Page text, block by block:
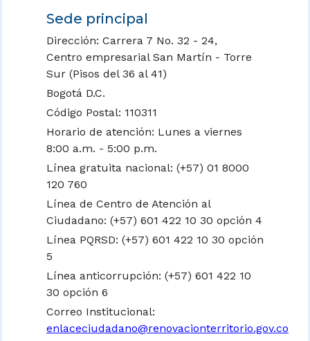
Sede principal
Dirección: Carrera 7 No. 32 - 24,
Centro empresarial San Martín - Torre
Sur (Pisos del 36 al 41)
Bogotá D.C.
Código Postal: 110311
Horario de atención: Lunes a viernes
8:00 a.m. - 5:00 p.m.
Línea gratuita nacional: (+57) 01 8000
120 760
Línea de Centro de Atención al
Ciudadano: (+57) 601 422 10 30 opción 4
Línea PQRSD: (+57) 601 422 10 30 opción
5
Línea anticorrupción: (+57) 601 422 10
30 opción 6
Correo Institucional:
enlaceciudadano@renovacionterritorio.gov.co